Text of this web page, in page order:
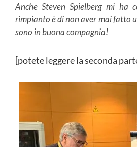
Anche Steven Spielberg mi ha
rimpianto è di non aver mai fatto
sono in buona compagnia!
[potete leggere la seconda